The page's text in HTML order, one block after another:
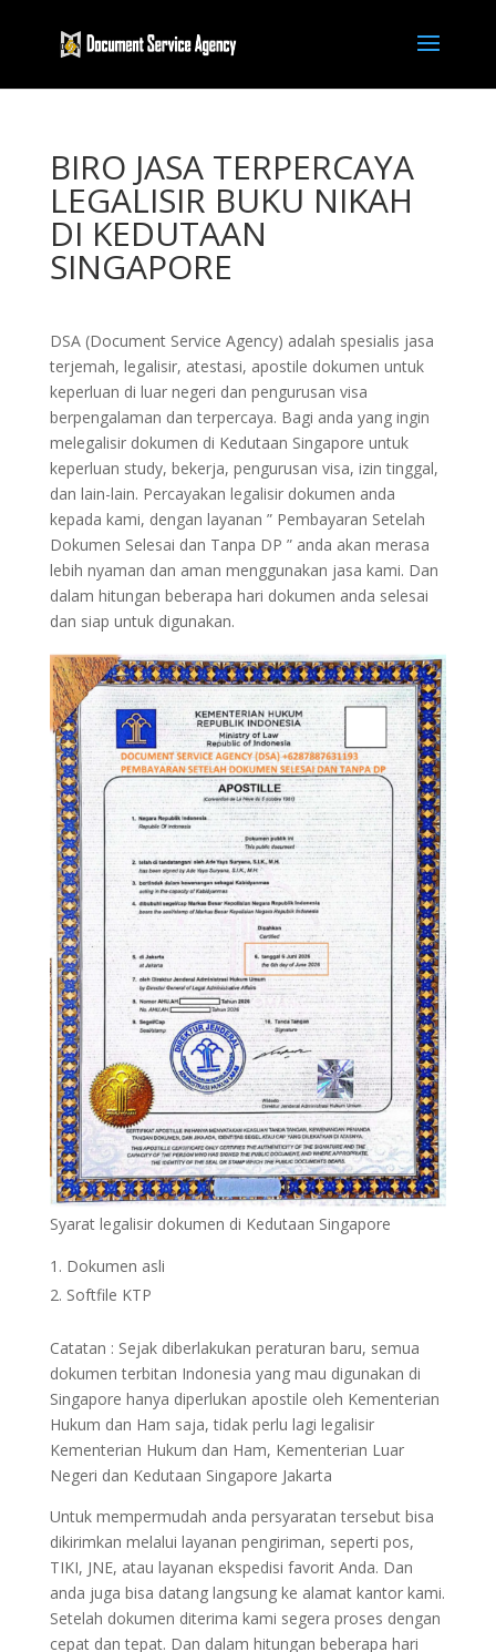
BIRO JASA TERPERCAYA
LEGALISIR BUKU NIKAH
DI KEDUTAAN
SINGAPORE
DSA (Document Service Agency) adalah spesialis jasa
terjemah, legalisir, atestasi, apostile dokumen untuk
keperluan di luar negeri dan pengurusan visa
berpengalaman dan terpercaya. Bagi anda yang ingin
melegalisir dokumen di Kedutaan Singapore untuk
keperluan study, bekerja, pengurusan visa, izin tinggal,
dan lain-lain. Percayakan legalisir dokumen anda
kepada kami, dengan layanan ” Pembayaran Setelah
Dokumen Selesai dan Tanpa DP ” anda akan merasa
lebih nyaman dan aman menggunakan jasa kami. Dan
dalam hitungan beberapa hari dokumen anda selesai
dan siap untuk digunakan.
Syarat legalisir dokumen di Kedutaan Singapore
Dokumen asli
Softfile KTP
Catatan : Sejak diberlakukan peraturan baru, semua
dokumen terbitan Indonesia yang mau digunakan di
Singapore hanya diperlukan apostile oleh Kementerian
Hukum dan Ham saja, tidak perlu lagi legalisir
Kementerian Hukum dan Ham, Kementerian Luar
Negeri dan Kedutaan Singapore Jakarta
Untuk mempermudah anda persyaratan tersebut bisa
dikirimkan melalui layanan pengiriman, seperti pos,
TIKI, JNE, atau layanan ekspedisi favorit Anda. Dan
anda juga bisa datang langsung ke alamat kantor kami.
Setelah dokumen diterima kami segera proses dengan
cepat dan tepat. Dan dalam hitungan beberapa hari